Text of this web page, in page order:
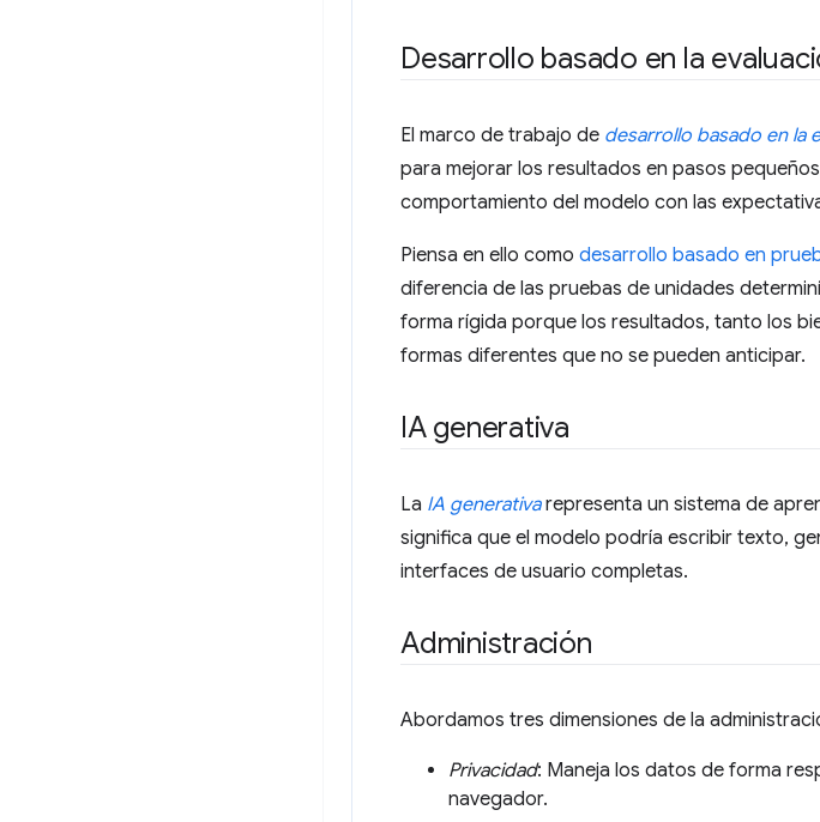
Desarrollo basado en la
El marco de trabajo de desarrollo basado en la
para mejorar los resultados en pasos
comportamiento del modelo con las
Piensa en ello como desarrollo basado en
diferencia de las pruebas de unidades
forma rígida porque los resultados, tanto los
formas diferentes que no se pueden anticipar.
IA generativa
La IA generativarepresenta un sistema de
significa que el modelo podría escribir texto,
interfaces de usuario completas.
Administración
Abordamos tres dimensiones de la
Privacidad: Maneja los datos de forma
navegador.